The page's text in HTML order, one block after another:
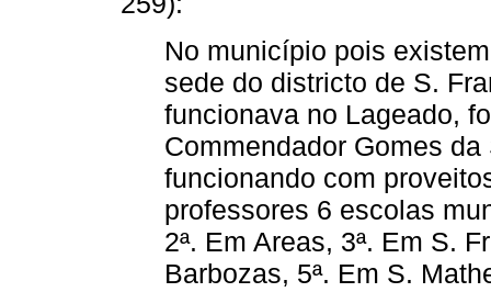
No município pois
sede do districto de S.
funcionava no Lageado,
Commendador Gomes
funcionando com
professores 6 escolas
2ª. Em Areas, 3ª. Em S.
Barbozas, 5ª. Em S.